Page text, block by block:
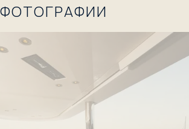
ФОТОГРАФИИ